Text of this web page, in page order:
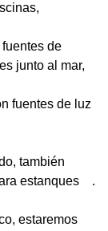
de
junto al mar,
fuentes de luz
también
estanques
.
estaremos